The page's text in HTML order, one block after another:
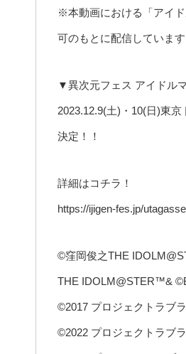
※本動画における「アイ
可のもとに配信しています
▼異次元フェス アイドル
2023.12.9(土)・10(日)東
決定！！
詳細はコチラ！
https://ijigen-fes.jp/
©窪岡俊之THE
THE IDOLM@STER™&
©2017 プロジェクトラブ
©2022 プロジェクトラブ